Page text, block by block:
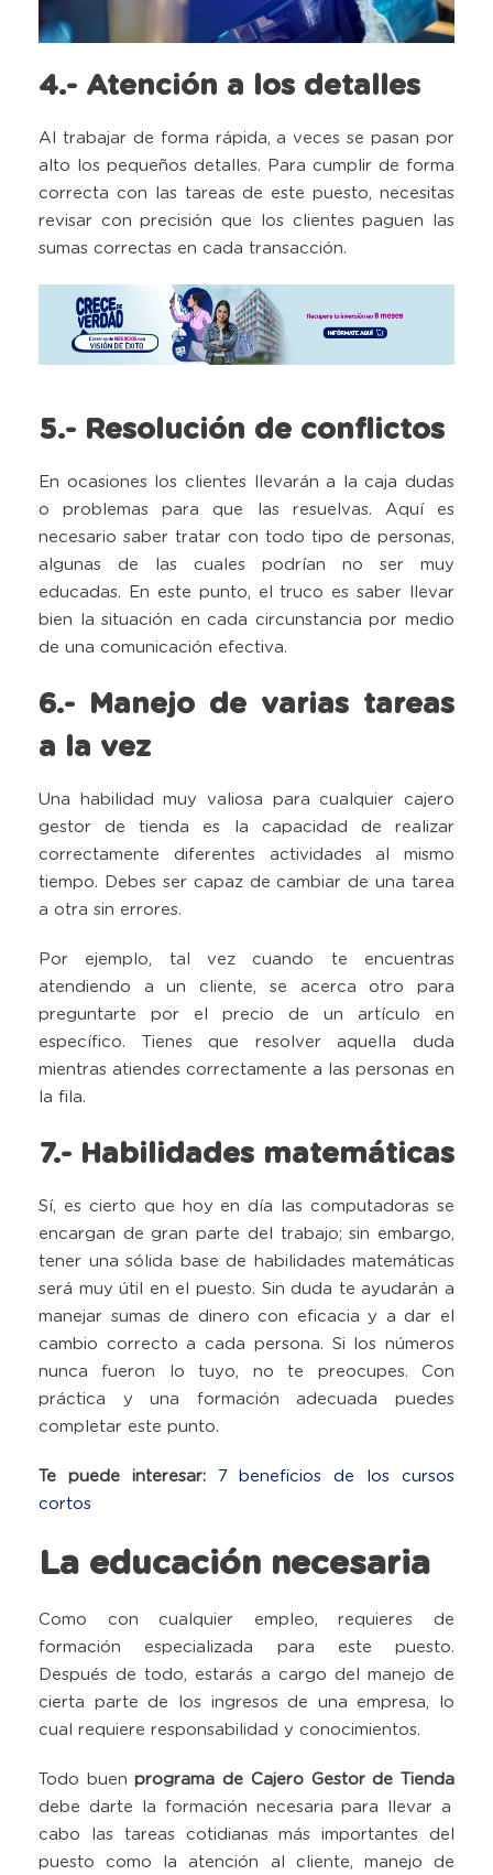
4.- Atención a los detalles
Al trabajar de forma rápida, a veces se pasan por
alto los pequeños detalles. Para cumplir de forma
correcta con las tareas de este puesto, necesitas
revisar con precisión que los clientes paguen las
sumas correctas en cada transacción.
5.- Resolución de conflictos
En ocasiones los clientes llevarán a la caja dudas
o problemas para que las resuelvas. Aquí es
necesario saber tratar con todo tipo de personas,
algunas de las cuales podrían no ser muy
educadas. En este punto, el truco es saber llevar
bien la situación en cada circunstancia por medio
de una comunicación efectiva.
6.- Manejo de varias tareas
a la vez
Una habilidad muy valiosa para cualquier cajero
gestor de tienda es la capacidad de realizar
correctamente diferentes actividades al mismo
tiempo. Debes ser capaz de cambiar de una tarea
a otra sin errores.
Por ejemplo, tal vez cuando te encuentras
atendiendo a un cliente, se acerca otro para
preguntarte por el precio de un artículo en
específico. Tienes que resolver aquella duda
mientras atiendes correctamente a las personas en
la fila.
7.- Habilidades matemáticas
Sí, es cierto que hoy en día las computadoras se
encargan de gran parte del trabajo; sin embargo,
tener una sólida base de habilidades matemáticas
será muy útil en el puesto. Sin duda te ayudarán a
manejar sumas de dinero con eficacia y a dar el
cambio correcto a cada persona. Si los números
nunca fueron lo tuyo, no te preocupes. Con
práctica y una formación adecuada puedes
completar este punto.
Te puede interesar:
7 beneficios de los cursos
cortos
La educación necesaria
Como con cualquier empleo, requieres de
formación especializada para este puesto.
Después de todo, estarás a cargo del manejo de
cierta parte de los ingresos de una empresa, lo
cual requiere responsabilidad y conocimientos.
Todo buenprograma de Cajero Gestor de Tienda
debe darte la formación necesaria para llevar a
cabo las tareas cotidianas más importantes del
puesto como la atención al cliente, manejo de